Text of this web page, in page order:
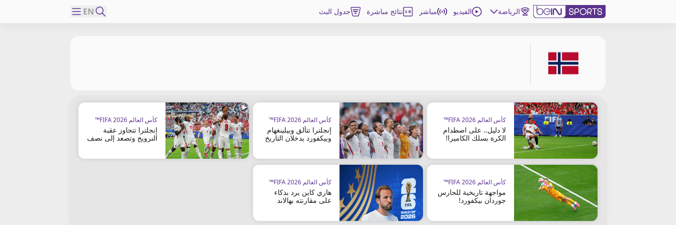
الرياضة الفيديو مباشر نتائج مباشرة جدول البث EN
EN
انضم إلى قائمة النشرة الإخبارية
beIN CONNECT
beIN MEDIA GROUP
الأسئلة الأكثر شيوعاً
كأس العالم FIFA 2026™
لا دليل.. على اصطدام
الكرة بسلك الكاميرا!
كأس العالم FIFA 2026™
إنجلترا تتألق وبيلينغهام
وبيكفورد يدخلان التاريخ
كأس العالم FIFA 2026™
إنجلترا تتجاوز عقبة
النرويج وتصعد إلى نصف
كأس العالم FIFA 2026™
مواجهة تاريخية للحارس
جوردان بيكفورد!
كأس العالم FIFA 2026™
هاري كاين يرد بذكاء
على مقارنته بهالاند